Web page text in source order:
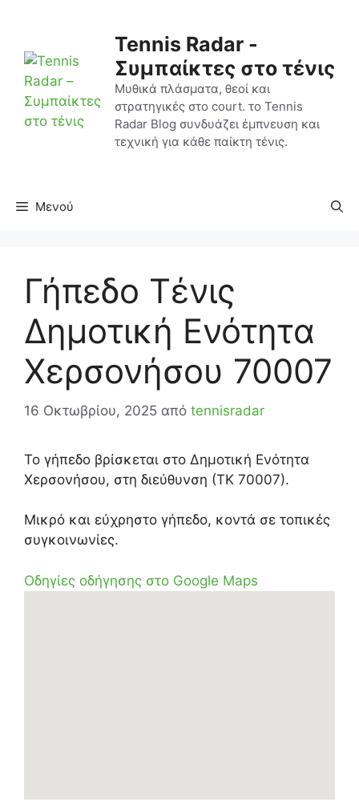
περιεχόμενο
Tennis Radar -
Συμπαίκτες στο τένις
Μυθικά πλάσματα, θεοί και
στρατηγικές στο court. το Tennis
Radar Blog συνδυάζει έμπνευση και
τεχνική για κάθε παίκτη τένις.
Μενού
Γήπεδο Τένις
Δημοτική Ενότητα
Χερσονήσου 70007
16 Οκτωβρίου, 2025 από tennisradar
Το γήπεδο βρίσκεται στο Δημοτική Ενότητα
Χερσονήσου, στη διεύθυνση (ΤΚ 70007).
Μικρό και εύχρηστο γήπεδο, κοντά σε τοπικές
συγκοινωνίες.
Οδηγίες οδήγησης στο Google Maps